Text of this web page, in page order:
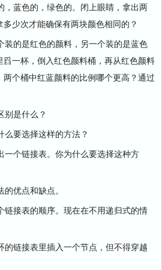
，蓝色的，绿色的。闭上眼睛，拿出两
少次才能确保有两块颜色相同的？
装的是红色的颜料，另一个装的是蓝色
一杯，倒入红色颜料桶，再从红色颜料
个桶中红蓝颜料的比例哪个更高？通过
别是什么？
要选择这样的方法？
一个链接表。你为什么要选择这种方
优点和缺点。
链接表的顺序。现在在不用递归式的情
的链接表里插入一个节点，但不得穿越